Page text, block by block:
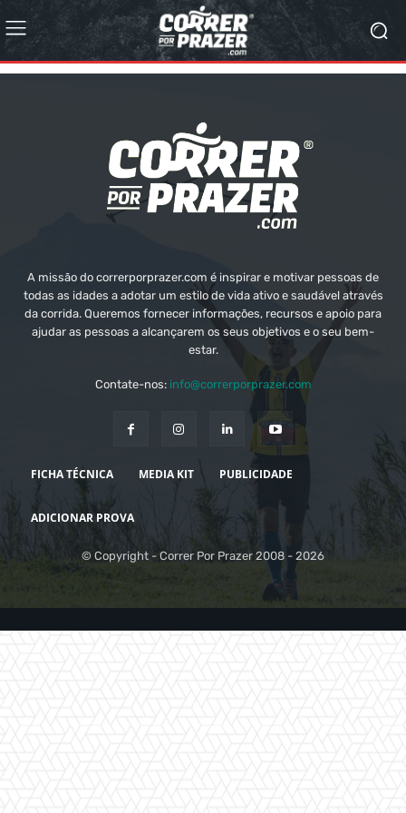
A missão do correrporprazer.com é inspirar e motivar pessoas de
todas as idades a adotar um estilo de vida ativo e saudável através
da corrida. Queremos fornecer informações, recursos e apoio para
ajudar as pessoas a alcançarem os seus objetivos e o seu bem-
estar.
Contate-nos: info@correrporprazer.com
FICHA TÉCNICA MEDIA KIT PUBLICIDADE
ADICIONAR PROVA
© Copyright - Correr Por Prazer 2008 - 2026